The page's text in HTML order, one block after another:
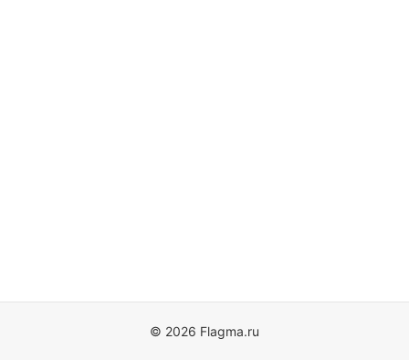
© 2026 Flagma.ru